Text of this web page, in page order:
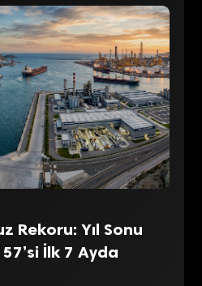
Rekoru: Yıl Sonu
İlk 7 Ayda